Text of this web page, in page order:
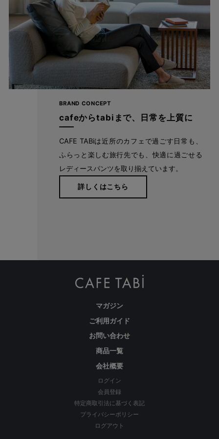
BRAND CONCEPT
cafeからtabiまで、日常を上質に
CAFE TABiは近所のカフェで過ごす日常も、
ふらっと楽しむ旅行先でも、快適に過ごせる
レディースパンツを取り揃えています。
詳しくはこちら
マガジン
ご利用ガイド
お問い合わせ
商品一覧
会社概要
ログイン
会員登録
特定商取引法に基づく表記
プライバシーポリシー
ログアウト